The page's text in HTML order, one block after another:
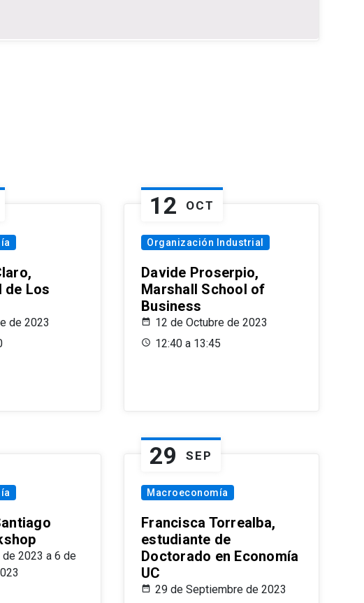
de Los
de 2023
12 OCT
Organización Industrial
Davide Proserpio,
Marshall School of
Business
12 de Octubre de 2023
12:40 a 13:45
de 2023 a 6 de
29 SEP
Macroeconomía
Francisca Torrealba,
estudiante de
Doctorado en Economía
UC
29 de Septiembre de 2023